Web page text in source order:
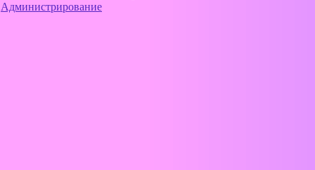
Администрирование